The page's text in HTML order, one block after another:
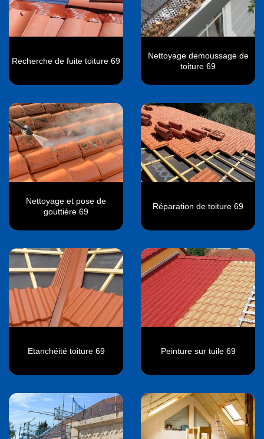
Recherche de fuite toiture 69
Nettoyage demoussage de
toiture 69
Nettoyage et pose de
gouttière 69
Réparation de toiture 69
Etanchéité toiture 69 Peinture sur tuile 69